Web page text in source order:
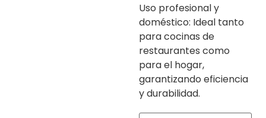
Uso profesional y
doméstico: Ideal tanto
para cocinas de
restaurantes como
para el hogar,
garantizando eficiencia
y durabilidad.